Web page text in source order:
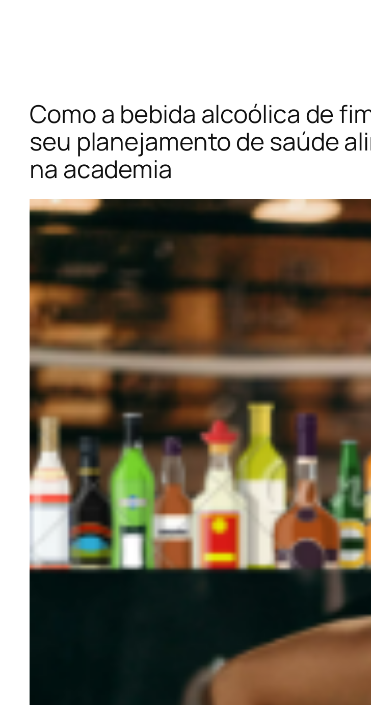
Como a bebida alcoólica de
seu planejamento de saúde
na academia